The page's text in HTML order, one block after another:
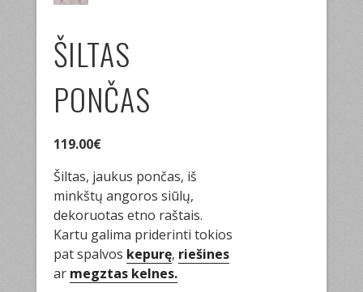
ŠILTAS
PONČAS
119.00€
Šiltas, jaukus pončas, iš
minkštų angoros siūlų,
dekoruotas etno raštais.
Kartu galima priderinti tokios
pat spalvos kepurę, riešines
ar megztas kelnes.